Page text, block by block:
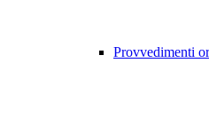
Provvedimenti